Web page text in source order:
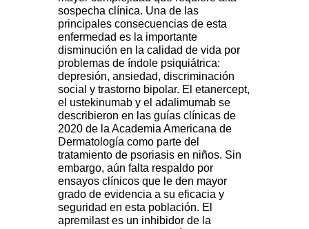
sospecha clínica. Una de las
principales consecuencias de esta
enfermedad es la importante
disminución en la calidad de vida por
problemas de índole psiquiátrica:
depresión, ansiedad, discriminación
social y trastorno bipolar. El etanercept,
el ustekinumab y el adalimumab se
describieron en las guías clínicas de
2020 de la Academia Americana de
Dermatología como parte del
tratamiento de psoriasis en niños. Sin
embargo, aún falta respaldo por
ensayos clínicos que le den mayor
grado de evidencia a su eficacia y
seguridad en esta población. El
apremilast es un inhibidor de la